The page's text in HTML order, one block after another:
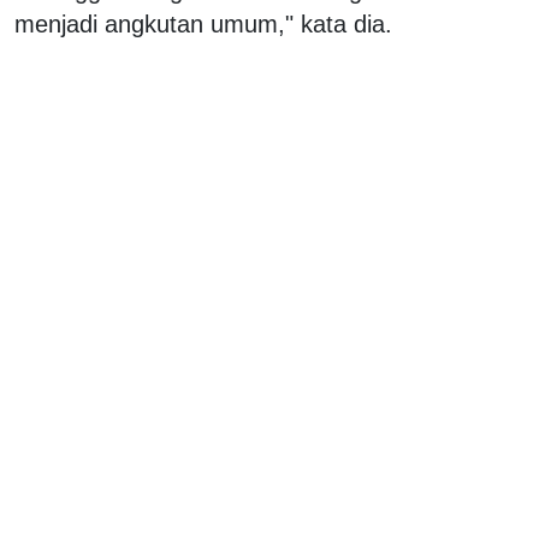
menjadi angkutan umum," kata dia.